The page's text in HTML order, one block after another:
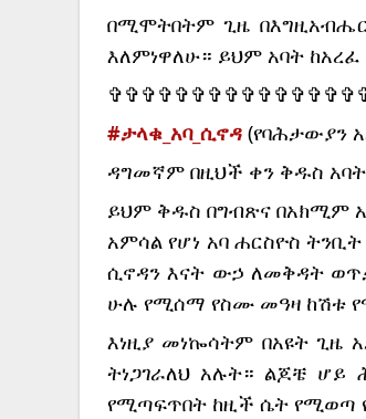
በሚሞትበትም ጊዜ በእግዚአብሔር
እለምነዋለሁ። ይህም አባት
#ታላቁ_አባ_ሲኖዳ (የባሕታውያን
ዳግመኛም በዚህች ቀን ቅዱስ
ይህም ቅዱስ በግብጽና በአክሚም
አምሳል የሆነ አባ ሐርስዮስ
ሲኖዳን እናት ውኃ ለመቅዳት
ሁሉ የሚሰማ የስሙ መዓዛ ከሽቱ
እነዚያ መነኰሳትም በአዩት ጊዜ
ትነጋገራለህ አሉት። ልጆቼ
የሚጣፍጥበት ከዚች ሴት የሚወጣ